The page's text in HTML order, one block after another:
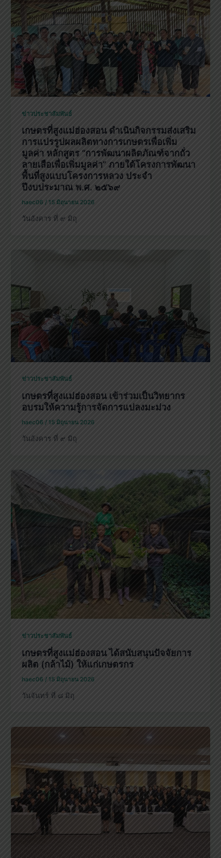
ข่าวประชาสัมพันธ์
เกษตรที่สูงแม่ฮ่องสอน ดำเนินกิจกรรมส่งเสริม
การแปรรูปผลผลิตทางการเกษตรเพื่อเพิ่ม
มูลค่า หลักสูตร “การพัฒนาผลิตภัณฑ์จากถั่ว
ลายเสือเพื่อเพิ่มมูลค่า” ภายใต้โครงการพัฒนา
พื้นที่สูงแบบโครงการหลวง ประจำ
ปีงบประมาณ พ.ศ. ๒๕๖๙
haec06/15 มิถุนายน 2026
วันอังคาร ที่ ๙ มิถุ
ข่าวประชาสัมพันธ์
เกษตรที่สูงแม่ฮ่องสอน เข้าร่วมเป็นวิทยากร
อบรมให้ความรู้การจัดการแปลงมะม่วง
haec06 / 15 มิถุนายน 2026
วันอังคาร ที่ ๙ มิถุ
ข่าวประชาสัมพันธ์
เกษตรที่สูงแม่ฮ่องสอน ได้สนับสนุนปัจจัยการ
ผลิต (กล้าไม้) ให้แก่เกษตรกร
haec06 /15 มิถุนายน 2026
วันจันทร์ ที่ ๘ มิถุ